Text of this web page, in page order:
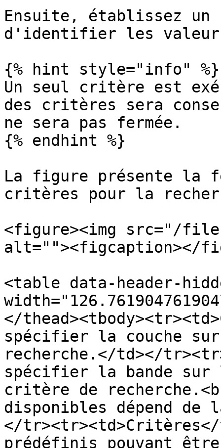
Ensuite, établissez un
d'identifier les valeurs
{% hint style="info" %}
Un seul critère est
des critères sera
ne sera pas fermée.
{% endhint %}
La figure présente la
critères pour la
<figure><img src="/files/
alt=""><figcaption></
<table data-header-
</
spécifier la couche
recherche.</td></
spécifier la bande
critère de
disponibles dépend de
</
prédéfinis pouvant